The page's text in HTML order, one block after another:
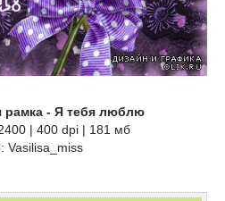
рамка - Я тебя люблю
| 400 dpi | 181 мб
Vasilisa_miss